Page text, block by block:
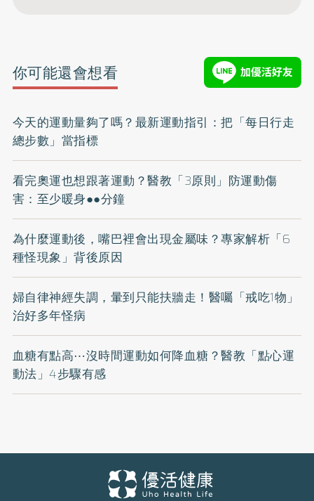
你可能還會想看
今天的運動量夠了嗎？最新運動指引：把「每日行走
總步數」當指標
看完奧運也想跟著運動？醫教「3原則」防運動傷
害：至少暖身●●分鐘
為什麼運動後，嘴巴裡會出現金屬味？專家解析「6
種怪現象」背後原因
婦自律神經失調，暈到只能扶牆走！醫囑「戒吃1物」
治好多年怪病
血糖有點高⋯沒時間運動如何降血糖？醫教「點心運
動法」4步驟有感